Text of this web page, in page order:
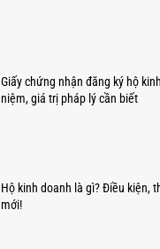
Giấy chứng nhận đăng ký hộ
niệm, giá trị pháp lý cần biết
Hộ kinh doanh là gì? Điều kiện,
mới!